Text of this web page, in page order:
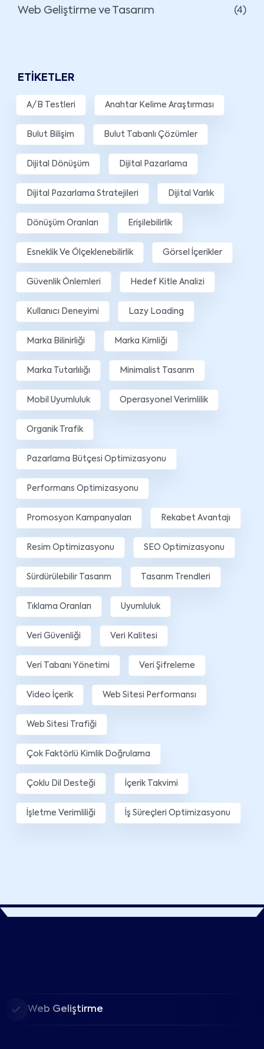
Web Geliştirme ve Tasarım (4)
ETIKETLER
A/B Testleri Anahtar Kelime Araştırması
Bulut Bilişim Bulut Tabanlı Çözümler
Dijital Dönüşüm Dijital Pazarlama
Dijital Pazarlama Stratejileri Dijital Varlık
Dönüşüm Oranları Erişilebilirlik
Esneklik Ve Ölçeklenebilirlik Görsel İçerikler
Güvenlik Önlemleri Hedef Kitle Analizi
Kullanıcı Deneyimi Lazy Loading
Marka Bilinirliği Marka Kimliği
Marka Tutarlılığı Minimalist Tasarım
Mobil Uyumluluk Operasyonel Verimlilik
Organik Trafik
Pazarlama Bütçesi Optimizasyonu
Performans Optimizasyonu
Promosyon Kampanyaları Rekabet Avantajı
Resim Optimizasyonu SEO Optimizasyonu
Sürdürülebilir Tasarım Tasarım Trendleri
Tıklama Oranları Uyumluluk
Veri Güvenliği Veri Kalitesi
Veri Tabanı Yönetimi Veri Şifreleme
Video İçerik Web Sitesi Performansı
Web Sitesi Trafiği
Çok Faktörlü Kimlik Doğrulama
Çoklu Dil Desteği İçerik Takvimi
İşletme Verimliliği İş Süreçleri Optimizasyonu
Web Geliştirme